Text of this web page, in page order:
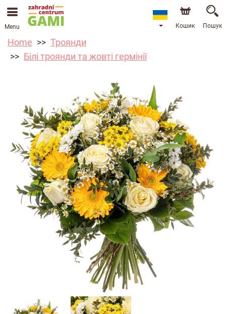
Menu Кошик Пошук
Home
Троянди
Білі троянди та жовті гермінії